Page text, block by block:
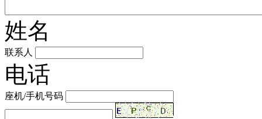
姓名
联系人
电话
座机/手机号码